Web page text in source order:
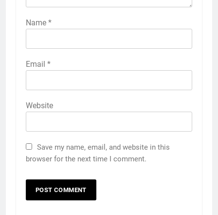
Name *
Email *
Website
Save my name, email, and website in this
browser for the next time I comment.